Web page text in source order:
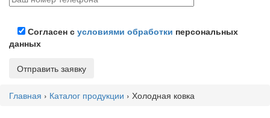
Согласен с условиями обработки персональных
данных
Главная › Каталог продукции › Холодная ковка